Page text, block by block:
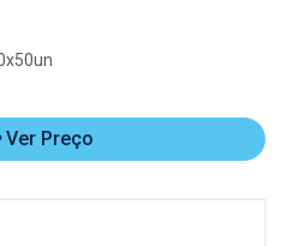
Ver Preço